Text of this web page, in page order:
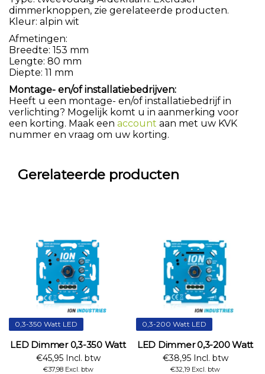
dimmerknoppen, zie gerelateerde producten.
Kleur: alpin wit
Afmetingen:
Breedte: 153 mm
Lengte: 80 mm
Diepte: 11 mm
Montage- en/of installatiebedrijven:
Heeft u een montage- en/of installatiebedrijf in
verlichting? Mogelijk komt u in aanmerking voor
een korting. Maak een account aan met uw KVK
nummer en vraag om uw korting.
Gerelateerde producten
0,3-350 Watt LED
LED Dimmer 0,3-350 Watt
€45,95 Incl. btw
€37,98 Excl. btw
0,3-200 Watt LED
LED Dimmer 0,3-200 Watt
€38,95 Incl. btw
€32,19 Excl. btw